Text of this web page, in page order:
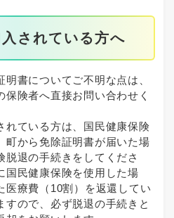
されている方へ
書についてご不明な点は、
保険者へ直接お問い合わせく
れている方は、国民健康保険
町から免除証明書が届いた場
脱退の手続きをしてくださ
国民健康保険を使用した場
医療費（10割）を返還してい
すので、必ず脱退の手続きと